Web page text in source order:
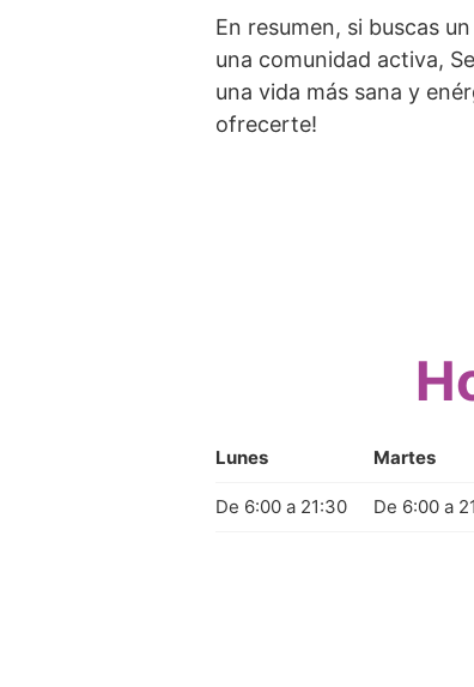
En resumen, si buscas
una comunidad activa,
una vida más sana y
ofrecerte!
Lunes Martes
De 6:00 a 21:30 De 6:00 a